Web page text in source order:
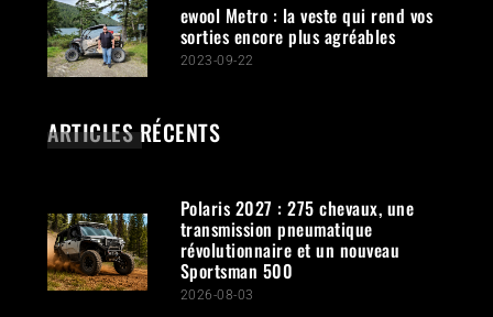
ewool Metro : la veste qui rend vos
sorties encore plus agréables
2023-09-22
ARTICLES RÉCENTS
Polaris 2027 : 275 chevaux, une
transmission pneumatique
révolutionnaire et un nouveau
Sportsman 500
2026-08-03